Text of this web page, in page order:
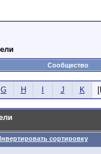
Сообщество
G H J K [